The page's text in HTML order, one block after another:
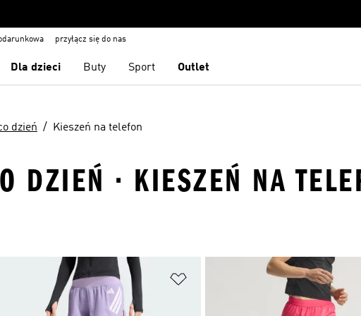
przyłącz się do nas
Dla dzieci Buty Sport Outlet
dzień Kieszeń na telefon
DZIEŃ · KIESZEŃ NA
do listy życzeń Dodaj do listy życzeń